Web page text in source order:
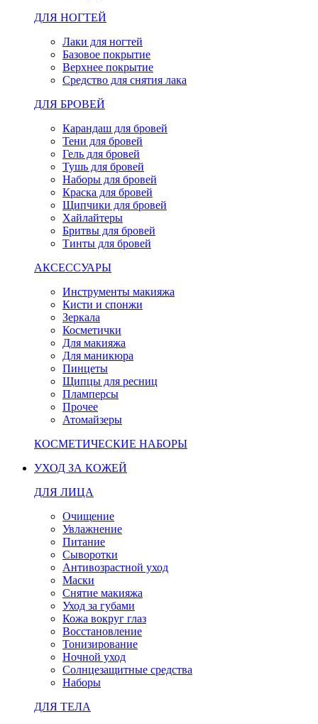
ДЛЯ НОГТЕЙ
Лаки для ногтей
Базовое покрытие
Верхнее покрытие
Средство для снятия лака
ДЛЯ БРОВЕЙ
Карандаш для бровей
Тени для бровей
Гель для бровей
Тушь для бровей
Наборы для бровей
Краска для бровей
Щипчики для бровей
Хайлайтеры
Бритвы для бровей
Тинты для бровей
АКСЕССУАРЫ
Инструменты макияжа
Кисти и спонжи
Зеркала
Косметички
Для макияжа
Для маникюра
Пинцеты
Щипцы для ресниц
Пламперсы
Прочее
Атомайзеры
КОСМЕТИЧЕСКИЕ НАБОРЫ
УХОД ЗА КОЖЕЙ
ДЛЯ ЛИЦА
Очищение
Увлажнение
Питание
Сыворотки
Антивозрастной уход
Маски
Снятие макияжа
Уход за губами
Кожа вокруг глаз
Восстановление
Тонизирование
Ночной уход
Солнцезащитные средства
Наборы
ДЛЯ ТЕЛА